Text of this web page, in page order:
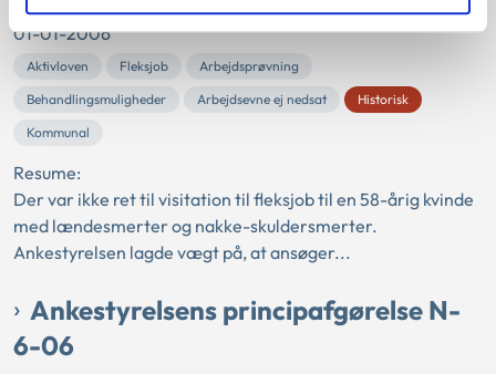
01-01-2006
Aktivloven Fleksjob
Arbejdsprøvning
Behandlingsmuligheder
Arbejdsevne ej nedsat
Historisk
Kommunal
Resume:
Der var ikke ret til visitation til fleksjob til en 58-årig kvinde
med lændesmerter og nakke-skuldersmerter.
Ankestyrelsen lagde vægt på, at ansøger...
Ankestyrelsens principafgørelse N-
6-06